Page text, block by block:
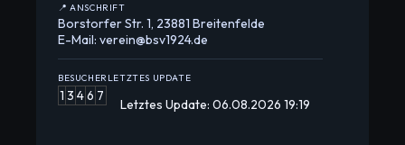
📍 ANSCHRIFT
Borstorfer Str. 1, 23881 Breitenfelde
E-Mail: verein@bsv1924.de
BESUCHER
1 3 46 7
LETZTES UPDATE
Letztes Update: 06.08.2026 19:19